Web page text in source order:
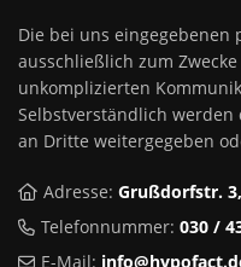
Die bei uns eingegebenen
ausschließlich zum
unkomplizierten
Selbstverständlich
an Dritte weitergegeben
Adresse: Grußdorfstr.
Telefonnummer: 030 /
E-Mail: